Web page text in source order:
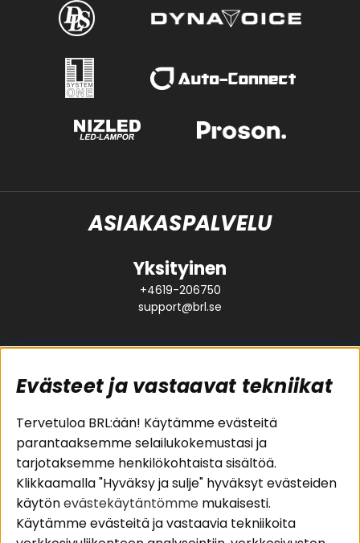
ASIAKASPALVELU
Yksityinen
+4619-206750
support@brl.se
Suositut sivut
Pakettiratkaisut
Autostereot
Kaiuttimet
Päätevahvistimet
Lisätarvikkeet
Asiakaspalvelu
Evästeet
Huolto- ja
takuutiedot
Ostoehdot
Palautus
Evästeet ja vastaavat tekniikat
Tervetuloa BRL:ään! Käytämme evästeitä
parantaaksemme selailukokemustasi ja
tarjotaksemme henkilökohtaista sisältöä.
Klikkaamalla "Hyväksy ja sulje" hyväksyt evästeiden
käytönevästekäytäntömme mukaisesti.
Käytämme evästeitä ja vastaavia tekniikoita